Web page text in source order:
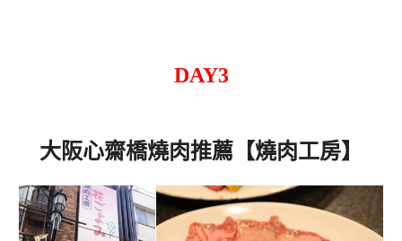
DAY3
大阪心齋橋燒肉推薦【燒肉工房】